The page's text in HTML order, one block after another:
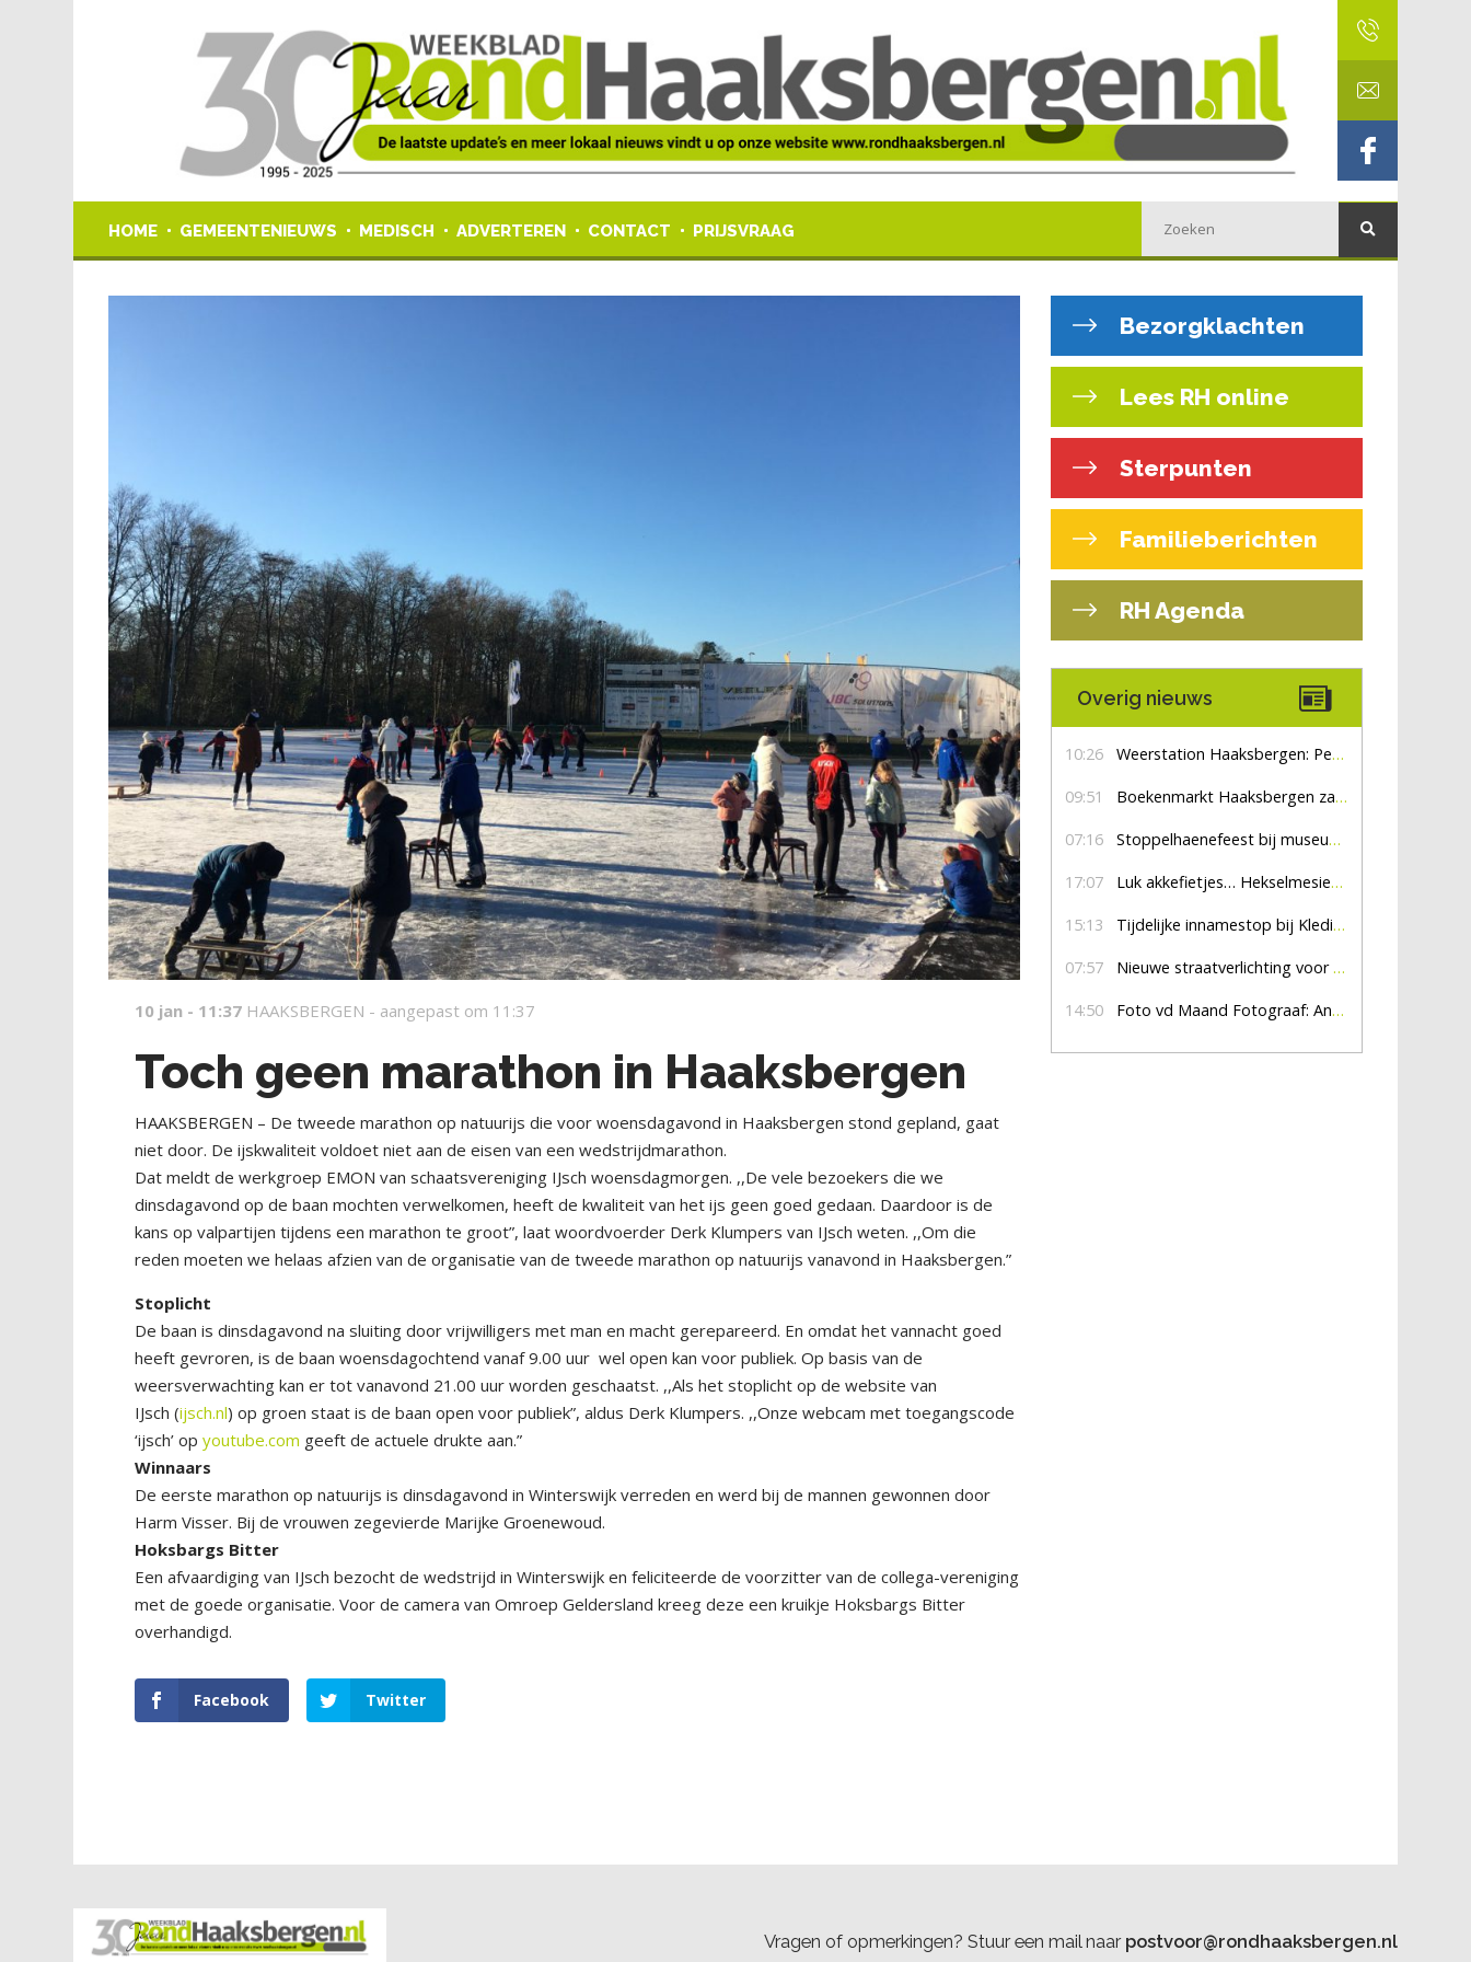
HOME GEMEENTENIEUWS MEDISCH ADVERTEREN CONTACT PRIJSVRAAG
10 jan - 11:37 HAAKSBERGEN - aangepast om 11:37
Toch geen marathon in Haaksbergen
HAAKSBERGEN – De tweede marathon op natuurijs die voor woensdagavond in Haaksbergen stond gepland, gaat
niet door. De ijskwaliteit voldoet niet aan de eisen van een wedstrijdmarathon.
Dat meldt de werkgroep EMON van schaatsvereniging IJsch woensdagmorgen. ,,De vele bezoekers die we
dinsdagavond op de baan mochten verwelkomen, heeft de kwaliteit van het ijs geen goed gedaan. Daardoor is de
kans op valpartijen tijdens een marathon te groot”, laat woordvoerder Derk Klumpers van IJsch weten. ,,Om die
reden moeten we helaas afzien van de organisatie van de tweede marathon op natuurijs vanavond in Haaksbergen.”
Stoplicht
De baan is dinsdagavond na sluiting door vrijwilligers met man en macht gerepareerd. En omdat het vannacht goed
heeft gevroren, is de baan woensdagochtend vanaf 9.00 uur wel open kan voor publiek. Op basis van de
weersverwachting kan er tot vanavond 21.00 uur worden geschaatst. ,,Als het stoplicht op de website van
IJsch (ijsch.nl) op groen staat is de baan open voor publiek”, aldus Derk Klumpers. ,,Onze webcam met toegangscode
‘ijsch’ opyoutube.com geeft de actuele drukte aan.”
Winnaars
De eerste marathon op natuurijs is dinsdagavond in Winterswijk verreden en werd bij de mannen gewonnen door
Harm Visser. Bij de vrouwen zegevierde Marijke Groenewoud.
Hoksbargs Bitter
Een afvaardiging van IJsch bezocht de wedstrijd in Winterswijk en feliciteerde de voorzitter van de collega-vereniging
met de goede organisatie. Voor de camera van Omroep Geldersland kreeg deze een kruikje Hoksbargs Bitter
overhandigd.
Facebook Twitter
Bezorgklachten
Lees RH online
Sterpunten
Familieberichten
RH Agenda
Overig nieuws
10:26 Weerstation Haaksbergen: Perioden met zon en droog
09:51 Boekenmarkt Haaksbergen zaterdag 8 augustus, marktplein Haaksbergen
07:16 Stoppelhaenefeest bij museum De Lebbenbrugge
17:07 Luk akkefietjes… HekselmesienHarry
15:13 Tijdelijke innamestop bij Kledingbank Stefania
07:57 Nieuwe straatverlichting voor De Veldmaat en De Pas
14:50 Foto vd Maand Fotograaf: Anna Jalving
Vragen of opmerkingen? Stuur een mail naar postvoor@rondhaaksbergen.nl